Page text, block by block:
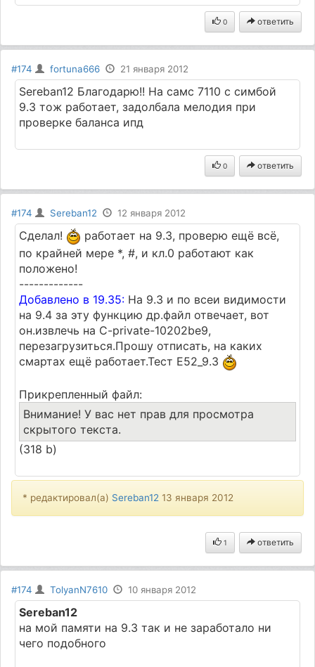
0 ответить
#174 fortuna666 21 января 2012
Sereban12 Благодарю!! На самс 7110 с симбой
9.3 тож работает, задолбала мелодия при
проверке баланса ипд
0 ответить
#174 Sereban12 12 января 2012
Сделал!
работает на 9.3, проверю ещё всё,
по крайней мере *, #, и кл.0 работают как
положено!
-------------
Добавлено в 19.35: На 9.3 и по всеи видимости
на 9.4 за эту функцию др.файл отвечает, вот
он.извлечь на C-private-10202be9,
перезагрузиться.Прошу отписать, на каких
смартах ещё работает.Тест Е52_9.3
Прикрепленный файл:
Внимание! У вас нет прав для просмотра
скрытого текста.
(318 b)
* редактировал(а) Sereban12 13 января 2012
1 ответить
#174 TolyanN7610 10 января 2012
Sereban12
на мой памяти на 9.3 так и не заработало ни
чего подобного